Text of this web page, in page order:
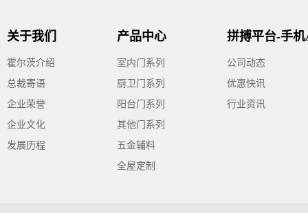
关于我们
霍尔茨介绍
总裁寄语
企业荣誉
企业文化
发展历程
产品中心
室内门系列
厨卫门系列
阳台门系列
其他门系列
五金辅料
全屋定制
公司动态
优惠快讯
行业资讯